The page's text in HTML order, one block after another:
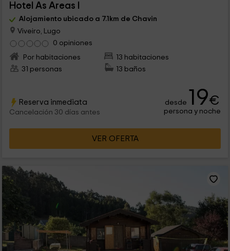
Hotel As Areas I
Alojamiento ubicado a 7.1km de Chavin
Viveiro, Lugo
0 opiniones
Por habitaciones
13 habitaciones
31 personas
13 baños
Reserva inmediata
Cancelación 30 días antes
desde 19€
persona y noche
VER OFERTA